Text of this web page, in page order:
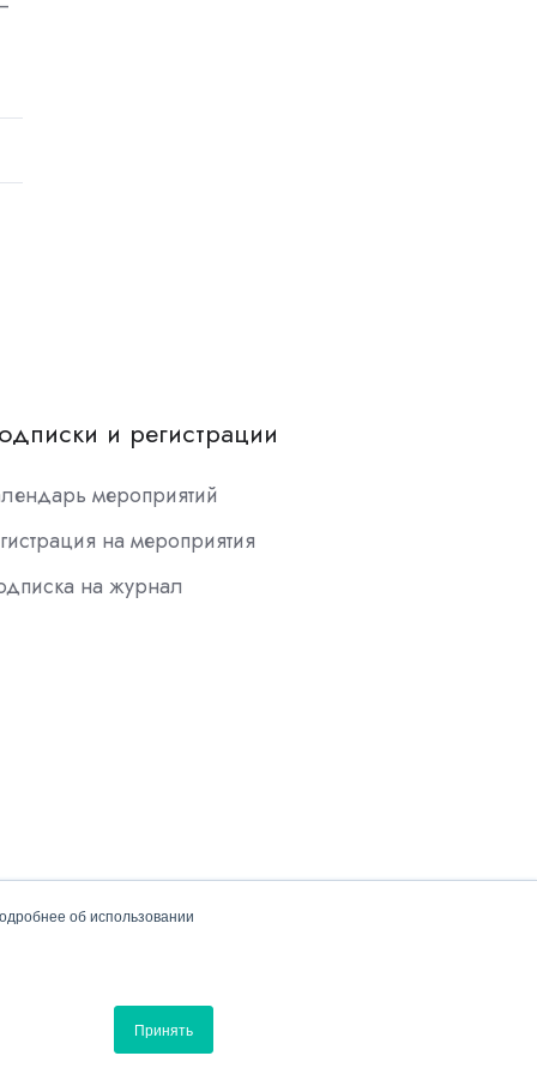
об использовании
Принять
и регистрации
мероприятий
на мероприятия
на журнал